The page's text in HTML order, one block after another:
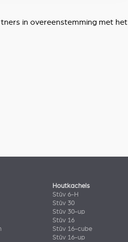
in overeenstemming met het
Houtkachels
Stûv 6-H
Stûv 30
Stûv 30-up
Stûv 16
Stûv 16-cube
Stûv 16-up